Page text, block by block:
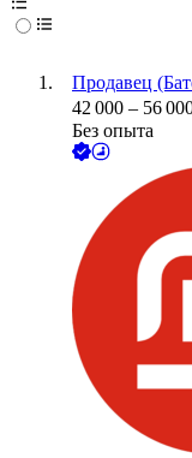
Продавец
42 000 – 56
Без опыта